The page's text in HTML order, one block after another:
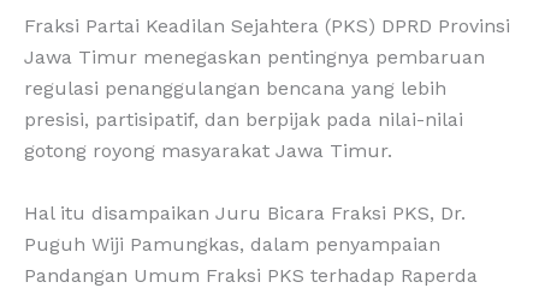
Fraksi Partai Keadilan Sejahtera (PKS) DPRD Provinsi
Jawa Timur menegaskan pentingnya pembaruan
regulasi penanggulangan bencana yang lebih
presisi, partisipatif, dan berpijak pada nilai-nilai
gotong royong masyarakat Jawa Timur.
Hal itu disampaikan Juru Bicara Fraksi PKS, Dr.
Puguh Wiji Pamungkas, dalam penyampaian
Pandangan Umum Fraksi PKS terhadap Raperda